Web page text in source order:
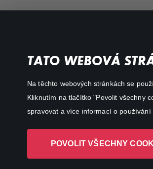
TATO WEBOVÁ
Na těchto webových stránkách se
Kliknutím na tlačítko "Povolit všechny
spravovat a více informací o
POVOLIT VŠECHNY
Action